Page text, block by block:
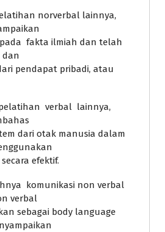
norverbal lainnya,
fakta ilmiah dan telah
dan
pendapat pribadi, atau
verbal lainnya,
dari otak manusia dalam
efektif.
komunikasi non verbal
verbal
sebagai body language